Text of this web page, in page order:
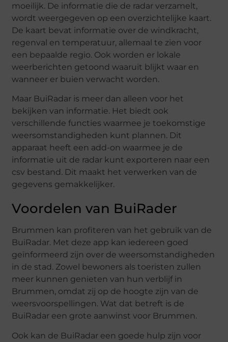
moeilijk. De informatie die de radar verzamelt,
wordt weergegeven op een overzichtelijke kaart.
De kaart bevat informatie over de windkracht,
regenval en temperatuur, allemaal te zien voor
een bepaalde regio. Ook worden er lokale
weerberichten getoond waaruit blijkt waar en
wanneer er buien verwacht worden.
Maar BuiRadar is meer dan alleen voor het
bekijken van informatie. Het biedt ook
verschillende functies waarmee je toekomstige
weersomstandigheden kunt plannen. Dit
apparaat heeft een add-on waarmee je de
informatie uit de radar kunt exporteren naar een
csv bestand. Dit maakt het verwerken van de
gegevens gemakkelijker.
Voordelen van BuiRader
Brummen kan profiteren van het gebruik van de
BuiRadar. Met deze app kan iedereen goed
geïnformeerd zijn over de weersomstandigheden
in de stad. Zowel bewoners als toeristen zullen
meer kunnen genieten van hun verblijf in
Brummen, omdat zij op de hoogte zijn van de
weersvoorspellingen. Wat dat betreft is de
BuiRadar een grote aanwinst voor Brummen.
Ook kan de BuiRadar een goede hulp zijn voor